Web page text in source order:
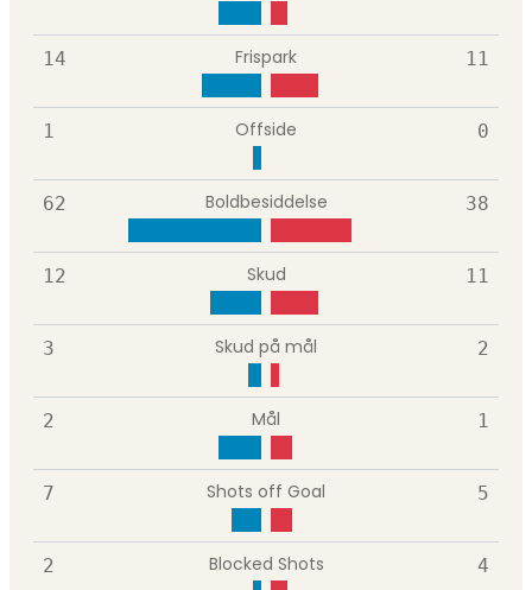
14 Frispark 11
1 Offside 0
62 Boldbesiddelse 38
12 Skud 11
3 Skud på mål 2
2 Mål 1
7 Shots off Goal 5
2 Blocked Shots 4